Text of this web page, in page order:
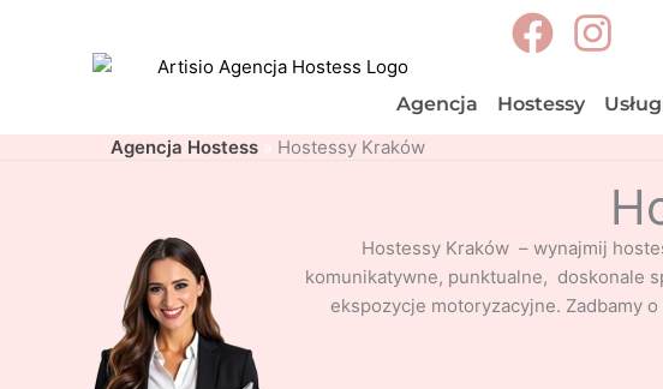
F
c
e
o
o
k
I
s
t
a
g
r
a
Agencja Hostessy
Agencja Hostess Hostessy Kraków
Hostessy Kraków – wynajmij
komunikatywne, punktualne, doskonale
ekspozycje motoryzacyjne. Zadbamy